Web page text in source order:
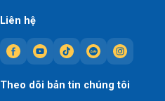
Liên hệ
Theo dõi bản tin chúng tôi